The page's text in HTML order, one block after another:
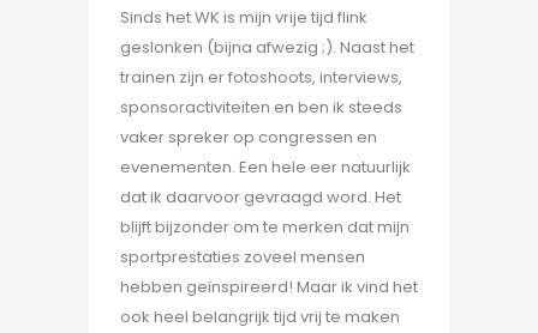
Sinds het WK is mijn vrije tijd flink
geslonken (bijna afwezig ;). Naast het
trainen zijn er fotoshoots, interviews,
sponsoractiviteiten en ben ik steeds
vaker spreker op congressen en
evenementen. Een hele eer natuurlijk
dat ik daarvoor gevraagd word. Het
blijft bijzonder om te merken dat mijn
sportprestaties zoveel mensen
hebben geïnspireerd! Maar ik vind het
ook heel belangrijk tijd vrij te maken